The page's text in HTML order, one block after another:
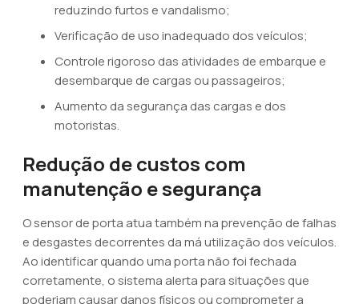
reduzindo furtos e vandalismo;
Verificação de uso inadequado dos veículos;
Controle rigoroso das atividades de embarque e
desembarque de cargas ou passageiros;
Aumento da segurança das cargas e dos
motoristas.
Redução de custos com
manutenção e segurança
O sensor de porta atua também na prevenção de falhas
e desgastes decorrentes da má utilização dos veículos.
Ao identificar quando uma porta não foi fechada
corretamente, o sistema alerta para situações que
poderiam causar danos físicos ou comprometer a